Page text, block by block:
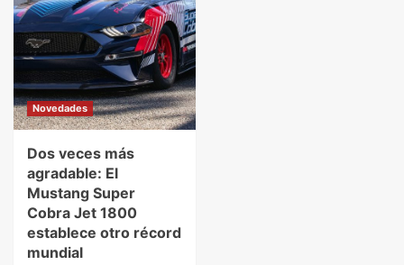
Novedades
Dos veces más
agradable: El
Mustang Super
Cobra Jet 1800
establece otro récord
mundial